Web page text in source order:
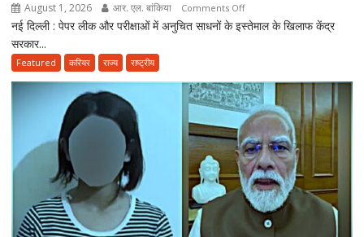
तैयार
की
August 1, 2026 आर. एल. बांकिया Comments Offon
राष्ट्रपति
एंटी-
पेपर
लीक
संशोधन
बिल
को
दी
मंजूरी,
अब
नई दिल्ली : पेपर लीक और परीक्षाओं में अनुचित साधनों के इस्तेमाल के खिलाफ केंद्र
सरकार...
Featured करियर राज्य राष्ट्रीय